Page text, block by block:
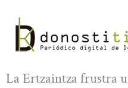
contenido
La Ertzaintza frustra